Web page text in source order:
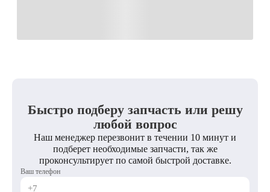
Быстро подберу запчасть или решу
любой вопрос
Наш менеджер перезвонит в течении 10 минут и
подберет необходимые запчасти, так же
проконсультирует по самой быстрой доставке.
Ваш телефон